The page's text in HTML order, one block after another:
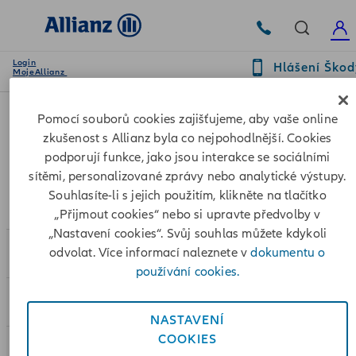
Login
MojeAllianz
Hlášení
Sledujte nás také na:
Pojištění
Sjednat online
Pro klienty
Pomocí souborů cookies zajišťujeme, aby vaše online
zkušenost s Allianz byla co nejpohodlnější. Cookies
podporují funkce, jako jsou interakce se sociálními
sítěmi, personalizované zprávy nebo analytické výstupy.
Souhlasíte-li s jejich použitím, klikněte na tlačítko
„Přijmout cookies“ nebo si upravte předvolby v
„Nastavení cookies“. Svůj souhlas můžete kdykoli
odvolat. Více informací naleznete vdokumentu o
používání cookies.
NASTAVENÍ
COOKIES